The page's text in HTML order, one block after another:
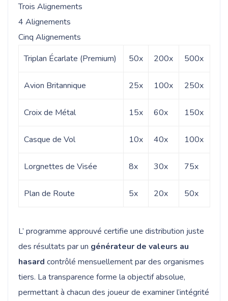
Trois Alignements
4 Alignements
Cinq Alignements
Triplan Écarlate (Premium)
50x 200x 500x
Avion Britannique 25x 100x 250x
Croix de Métal 15x 60x 150x
Casque de Vol 10x 40x 100x
Lorgnettes de Visée 8x 30x 75x
Plan de Route 5x 20x 50x
L’ programme approuvé certifie une distribution juste
des résultats par un générateur de valeurs au
hasard contrôlé mensuellement par des organismes
tiers. La transparence forme la objectif absolue,
permettant à chacun des joueur de examiner l’intégrité